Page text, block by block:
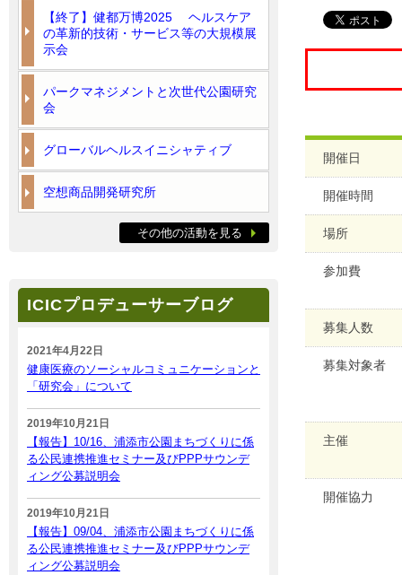
開催日
開催時間
場所
参加費
募集人数
募集対象者
主催
開催協力
【終了】健都万博2025 ヘルスケア
の革新的技術・サービス等の大規模展
示会
パークマネジメントと次世代公園研究
会
グローバルヘルスイニシャティブ
空想商品開発研究所
その他の活動を見る
ICICプロデューサーブログ
2021年4月22日
健康医療のソーシャルコミュニケーションと
「研究会」について
2019年10月21日
【報告】10/16、浦添市公園まちづくりに係
る公民連携推進セミナー及びPPPサウンデ
ィング公募説明会
2019年10月21日
【報告】09/04、浦添市公園まちづくりに係
る公民連携推進セミナー及びPPPサウンデ
ィング公募説明会